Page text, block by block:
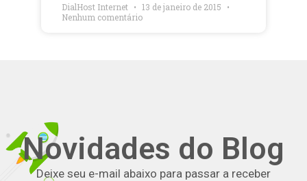
DialHost Internet
13 de janeiro de 2015
Nenhum comentário
Novidades do Blog
Deixe seu e-mail abaixo para passar a receber